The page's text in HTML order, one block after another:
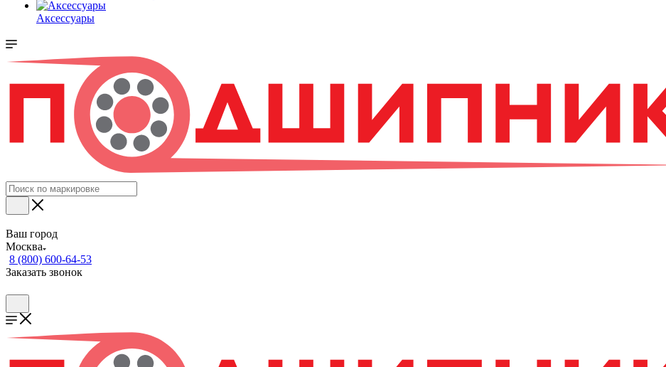
Аксессуары
Ваш город
Москва
8 (800) 600-64-53
Заказать звонок